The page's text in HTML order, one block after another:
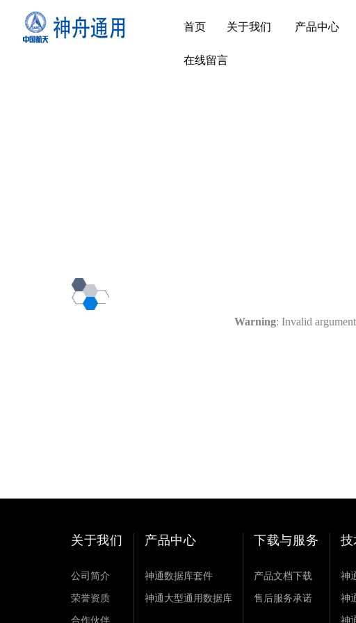
首页 关于我们 产品中心
在线留言
Warning: Invalid
关于我们
公司简介
荣誉资质
合作伙伴
产品中心
神通数据库套件
神通大型通用数据库
下载与服务
产品文档下载
售后服务承诺
技
神
神
神